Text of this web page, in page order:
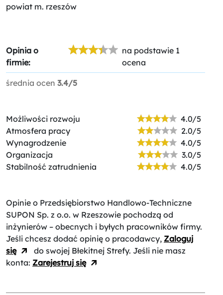
powiat m. rzeszów
Opinia o
firmie:
na podstawie 1
ocena
średnia ocen 3.4/5
Możliwości rozwoju
4.0/5
Atmosfera pracy
2.0/5
Wynagrodzenie
4.0/5
Organizacja
3.0/5
Stabilność zatrudnienia
4.0/5
Opinie o Przedsiębiorstwo Handlowo-Techniczne
SUPON Sp. z o.o. w Rzeszowie pochodzą od
inżynierów – obecnych i byłych pracowników firmy.
Jeśli chcesz dodać opinię o pracodawcy, Zaloguj
się
do swojej Błekitnej Strefy. Jeśli nie masz
konta: Zarejestruj się